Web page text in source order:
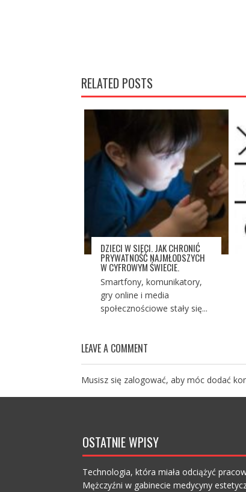
RELATED POSTS
DZIECI W SIECI. JAK CHRONIĆ
PRYWATNOŚĆ NAJMŁODSZYCH
W CYFROWYM ŚWIECIE.
Smartfony, komunikatory,
gry online i media
społecznościowe stały się...
LEAVE A COMMENT
Musisz się zalogować, aby móc dodać
OSTATNIE WPISY
Technologia, która miała odciążyć
Mężczyźni w gabinecie medycyny